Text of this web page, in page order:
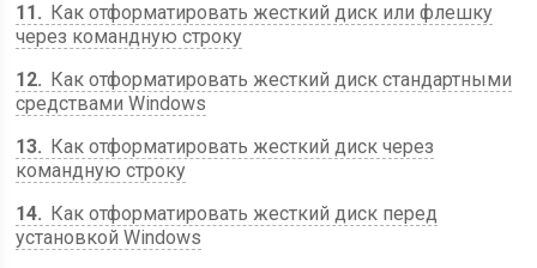
11
Как отформатировать жесткий диск или флешку
через командную строку
12
Как отформатировать жесткий диск стандартными
средствами Windows
13
Как отформатировать жесткий диск через
командную строку
14
Как отформатировать жесткий диск перед
установкой Windows